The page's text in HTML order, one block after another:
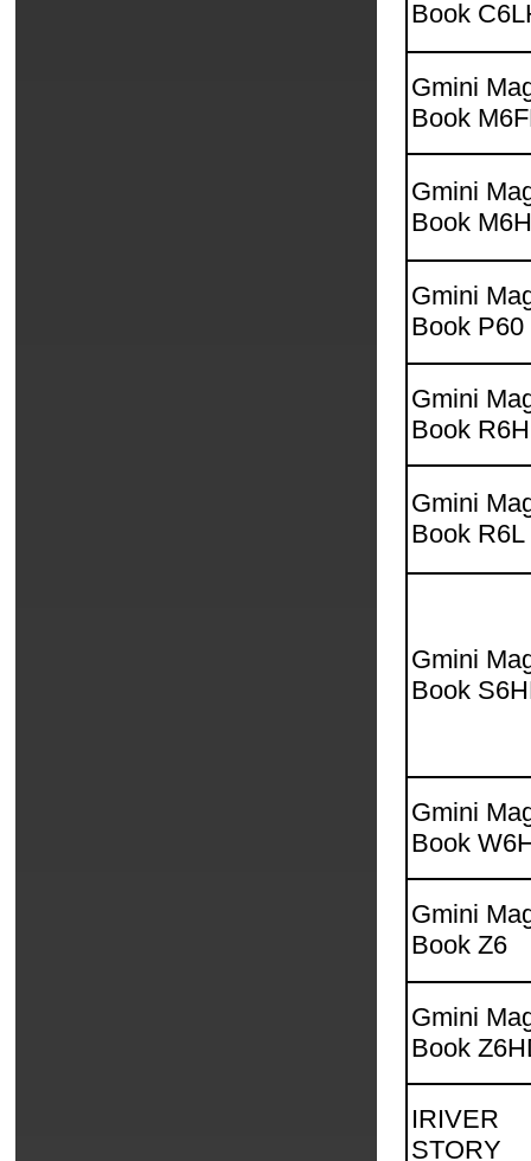
Book
Gmini
Book
Gmini
Book
Gmini
Book P60
Gmini
Book
Gmini
Book R6L
Gmini
Book
Gmini
Book
Gmini
Book Z6
Gmini
Book
IRIVER
STORY